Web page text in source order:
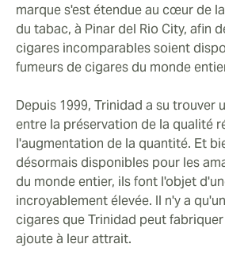
marque s'est étendue au cœur de
du tabac, à Pinar del Rio City, afin
cigares incomparables soient
fumeurs de cigares du monde
Depuis 1999, Trinidad a su trouver
entre la préservation de la qualité
l'augmentation de la quantité. Et
désormais disponibles pour les
du monde entier, ils font l'objet
incroyablement élevée. Il n'y a
cigares que Trinidad peut
ajoute à leur attrait.